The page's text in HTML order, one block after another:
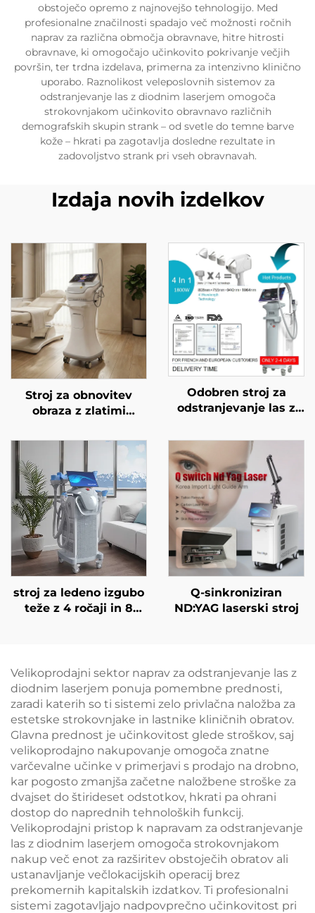
obstoječo opremo z najnovejšo tehnologijo. Med
profesionalne značilnosti spadajo več možnosti ročnih
naprav za različna območja obravnave, hitre hitrosti
obravnave, ki omogočajo učinkovito pokrivanje večjih
površin, ter trdna izdelava, primerna za intenzivno klinično
uporabo. Raznolikost veleposlovnih sistemov za
odstranjevanje las z diodnim laserjem omogoča
strokovnjakom učinkovito obravnavo različnih
demografskih skupin strank – od svetle do temne barve
kože – hkrati pa zagotavlja dosledne rezultate in
zadovoljstvo strank pri vseh obravnavah.
Izdaja novih izdelkov
Stroj za obnovitev
obraza z zlatimi
dvojnimi frekvencami
RF 1/2 MHz
Odobren stroj za
odstranjevanje las z
MDR, MDSAP, 600 W,
1200 W, 1800 W, 3000
W, 4 v 1 z zamenljivimi
glavami, valovne
dolžine 755 nm, 808
nm, 940 nm, 1064 nm
stroj za ledeno izgubo
teže z 4 ročaji in 8
krioterapija za izgubo
teže in lepotne
namene
Q-sinkroniziran
ND:YAG laserski stroj
Velikoprodajni sektor naprav za odstranjevanje las z
diodnim laserjem ponuja pomembne prednosti,
zaradi katerih so ti sistemi zelo privlačna naložba za
estetske strokovnjake in lastnike kliničnih obratov.
Glavna prednost je učinkovitost glede stroškov, saj
velikoprodajno nakupovanje omogoča znatne
varčevalne učinke v primerjavi s prodajo na drobno,
kar pogosto zmanjša začetne naložbene stroške za
dvajset do štirideset odstotkov, hkrati pa ohrani
dostop do naprednih tehnoloških funkcij.
Velikoprodajni pristop k napravam za odstranjevanje
las z diodnim laserjem omogoča strokovnjakom
nakup več enot za razširitev obstoječih obratov ali
ustanavljanje večlokacijskih operacij brez
prekomernih kapitalskih izdatkov. Ti profesionalni
sistemi zagotavljajo nadpovprečno učinkovitost pri